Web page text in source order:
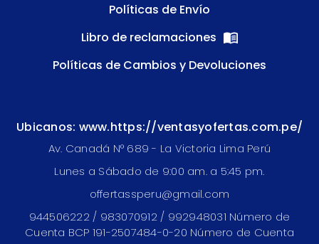
Políticas de Envío
Libro de reclamaciones
Políticas de Cambios y Devoluciones
Ubicanos: www.https://ventasyofertas.com.pe/
Av. Canadá N° 689 - La Victoria Lima Perú
Lunes a Sábado de 9:00 am. a 5:45 pm.
offertassperu@gmail.com
944506222 / 983070912 / 992948031 Número de
Cuenta BCP 191-2507484-0-20 Número de Cuenta